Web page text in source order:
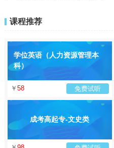
课程推荐
学位英语（人力资源管理本
科）
￥ 58 免费试听
成考高起专-文史类